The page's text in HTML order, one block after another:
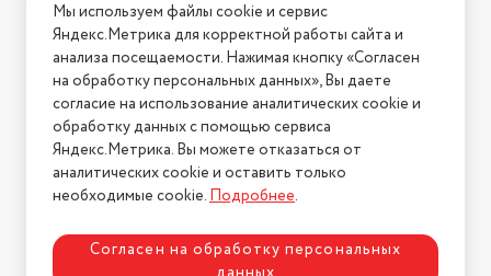
Условия возврата
Нашли ошибку на сайте? Напишите нам
2026 © Интернет-магазин "АстМаркет". У нас есть всё!
Политика конфиденциальности
Мы используем файлы cookie и сервис
Яндекс.Метрика для корректной работы сайта и
анализа посещаемости. Нажимая кнопку «Согласен
на обработку персональных данных», Вы даете
согласие на использование аналитических cookie и
обработку данных с помощью сервиса
Яндекс.Метрика. Вы можете отказаться от
аналитических cookie и оставить только
необходимые cookie.Подробнее.
Согласен на обработку персональных